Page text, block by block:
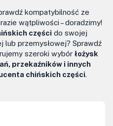
kompatybilność ze
wątpliwości – doradzimy!
części do swojej
lub przemysłowej? Sprawdź
szeroki wybór łożysk
przekaźników i innych
chińskich części.